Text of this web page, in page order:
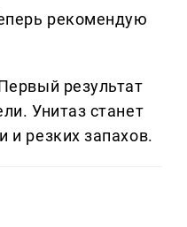
рекомендую
результат
Унитаз станет
и резких запахов.